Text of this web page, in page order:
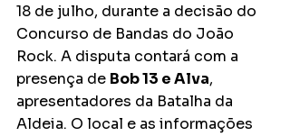
18 de julho, durante a decisão do
Concurso de Bandas do João
Rock. A disputa contará com a
presença de Bob 13 e Alva,
apresentadores da Batalha da
Aldeia. O local e as informações